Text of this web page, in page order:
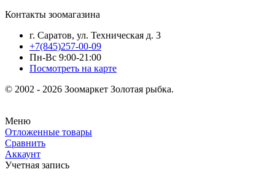
Контакты зоомагазина
г. Саратов, ул. Техническая д. 3
+7(845)257-00-09
Пн-Вс 9:00-21:00
Посмотреть на карте
© 2002 - 2026 Зоомаркет Золотая рыбка.
Меню
Отложенные товары
Сравнить
Аккаунт
Учетная запись